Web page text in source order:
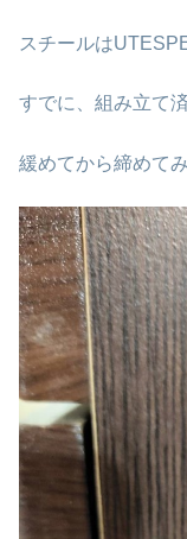
スチールは
すでに、組み立て
緩めてから締めて